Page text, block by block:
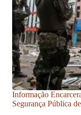
Informação
Segurança Pública